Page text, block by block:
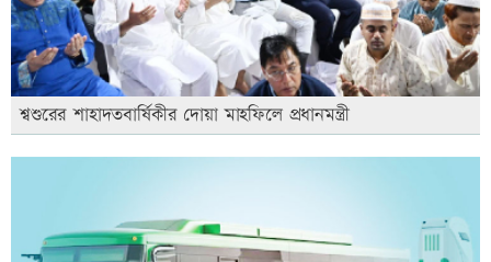
শ্বশুরের শাহাদতবার্ষিকীর দোয়া মাহফিলে প্রধানমন্ত্রী